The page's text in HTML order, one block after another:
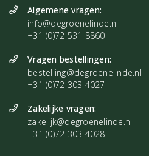
Algemene vragen:
info@degroenelinde.nl
+31 (0)72 531 8860
Vragen bestellingen:
bestelling@degroenelinde.nl
+31 (0)72 303 4027
Zakelijke vragen:
zakelijk@degroenelinde.nl
+31 (0)72 303 4028